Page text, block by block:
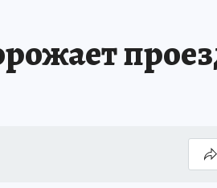
ЗАДАЙ ВОПРОС ГАИ